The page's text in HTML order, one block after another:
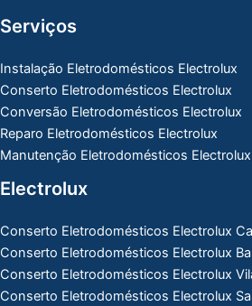
Serviços
Instalação Eletrodomésticos Electrolux
Conserto Eletrodomésticos Electrolux
Conversão Eletrodomésticos Electrolux
Reparo Eletrodomésticos Electrolux
Manutenção Eletrodomésticos Electrolux
Electrolux
Conserto Eletrodomésticos Electrolux
Conserto Eletrodomésticos Electrolux
Conserto Eletrodomésticos Electrolux
Conserto Eletrodomésticos Electrolux